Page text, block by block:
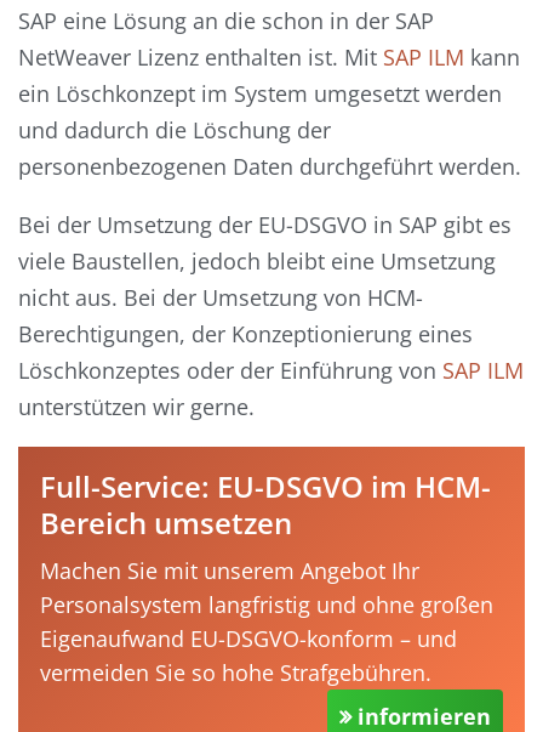
SAP eine Lösung an die schon in der SAP
NetWeaver Lizenz enthalten ist. Mit SAP ILM kann
ein Löschkonzept im System umgesetzt werden
und dadurch die Löschung der
personenbezogenen Daten durchgeführt werden.
Bei der Umsetzung der EU-DSGVO in SAP gibt es
viele Baustellen, jedoch bleibt eine Umsetzung
nicht aus. Bei der Umsetzung von HCM-
Berechtigungen, der Konzeptionierung eines
Löschkonzeptes oder der Einführung von SAP ILM
unterstützen wir gerne.
Full-Service: EU-DSGVO im HCM-
Bereich umsetzen
Machen Sie mit unserem Angebot Ihr
Personalsystem langfristig und ohne großen
Eigenaufwand EU-DSGVO-konform – und
vermeiden Sie so hohe Strafgebühren.
informieren